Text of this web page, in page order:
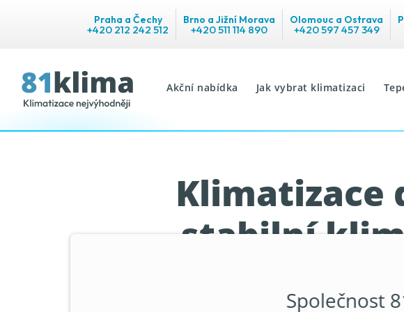
Praha a Čechy
+420 212 242 512
Brno a Jižní Morava
+420 511 114 890
Olomouc a Ostrava
+420 597 457 349
Akční nabídka Jak vybrat klimatizaci
Klimatizace
stabilní
Společnost